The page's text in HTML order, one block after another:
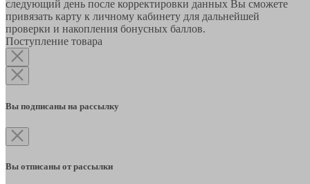
следующий день после корректировки данных Вы сможете
привязать карту к личному кабинету для дальнейшей
проверки и накопления бонусных баллов.
Поступление товара
Вы подписаны на рассылку
Вы отписаны от рассылки